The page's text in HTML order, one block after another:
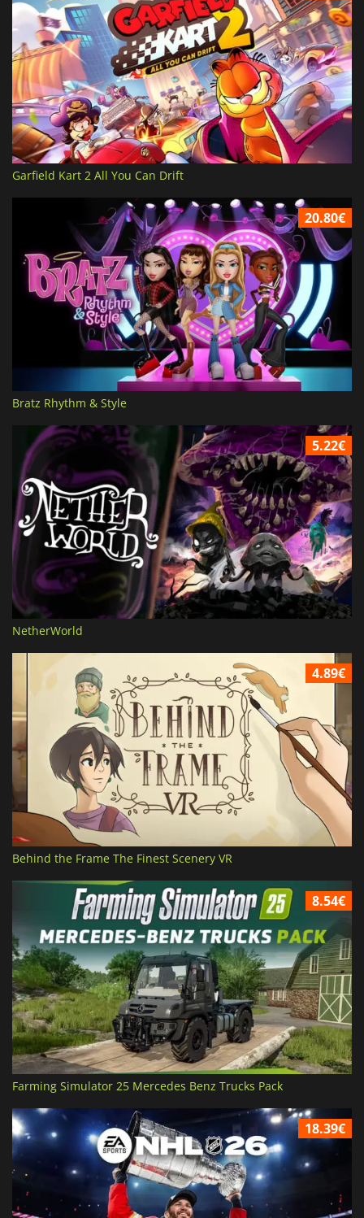
Garfield Kart 2 All You Can Drift
20.80€
Bratz Rhythm & Style
5.22€
NetherWorld
4.89€
Behind the Frame The Finest Scenery VR
8.54€
Farming Simulator 25 Mercedes Benz Trucks Pack
18.39€